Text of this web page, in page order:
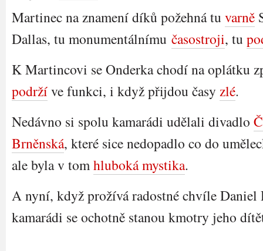
Martinec na znamení díků požehná tu varně
Dallas, tu monumentálnímu časostroji, tu
K Martincovi se Onderka chodí na oplátku
podržíve funkci, i když přijdou časy zlé.
Nedávno si spolu kamarádi udělali divadlo
Brněnská, které sice nedopadlo co do
ale byla v tomhluboká mystika.
A nyní, když prožívá radostné chvíle Daniel
kamarádi se ochotně stanou kmotry jeho